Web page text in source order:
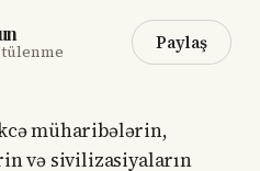
Paylaş
müharibələrin,
və sivilizasiyaların